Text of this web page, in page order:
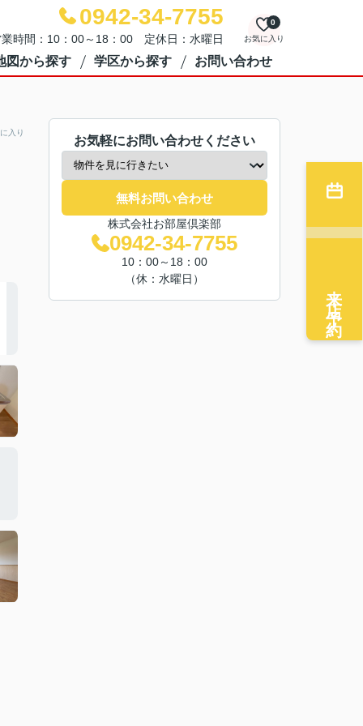
0942-34-7755
時間：10：00～18：00 定休日：水曜日 お気に入り
0
図から探す 学区から探す お問い合わせ
入り
お気軽にお問い合わせください
無料お問い合わせ
株式会社お部屋倶楽部
0942-34-7755
10：00～18：00
（休：水曜日）
来店予約